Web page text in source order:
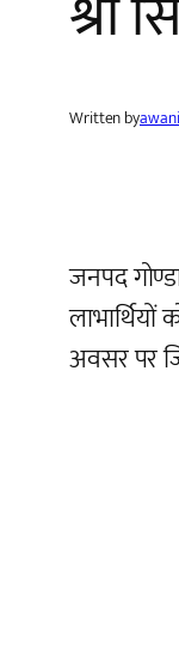
Written by
जनपद
अवसर पर